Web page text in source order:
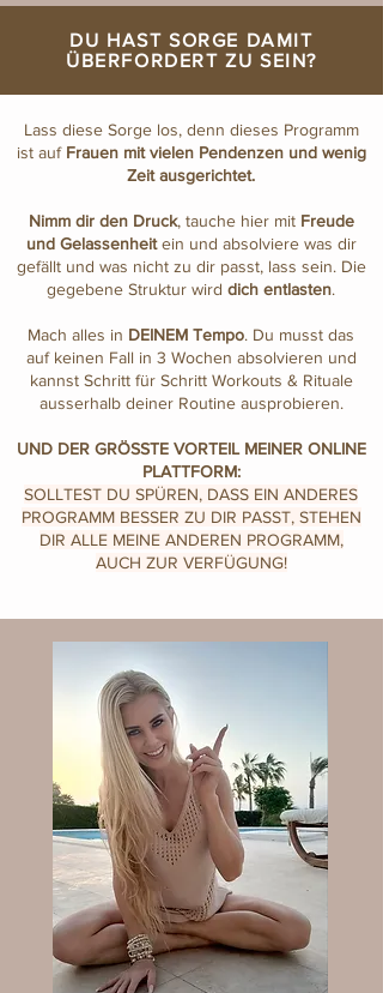
DU HAST SORGE DAMIT
ÜBERFORDERT ZU SEIN?
Lass diese Sorge los, denn dieses Programm
ist auf Frauen mit vielen Pendenzen und wenig
Zeit ausgerichtet.
Nimm dir den Druck, tauche hier mit Freude
und Gelassenheitein und absolviere was dir
gefällt und was nicht zu dir passt, lass sein. Die
gegebene Struktur wird dich entlasten.
Mach alles in DEINEM Tempo. Du musst das
auf keinen Fall in 3 Wochen absolvieren und
kannst Schritt für Schritt Workouts & Rituale
ausserhalb deiner Routine ausprobieren.
UND DER GRÖSSTE VORTEIL MEINER ONLINE
PLATTFORM:
SOLLTEST DU SPÜREN, DASS EIN ANDERES
PROGRAMM BESSER ZU DIR PASST, STEHEN
DIR ALLE MEINE ANDEREN PROGRAMM,
AUCH ZUR VERFÜGUNG!